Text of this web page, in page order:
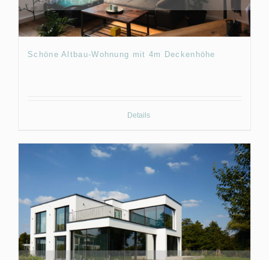
Schöne Altbau-Wohnung mit 4m Deckenhöhe
Details